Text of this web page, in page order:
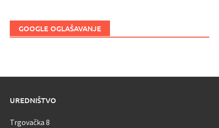
GOOGLE OGLAŠAVANJE
UREDNIŠTVO
Trgovačka 8